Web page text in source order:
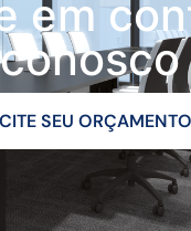
em
conosco
SEU ORÇAMENTO